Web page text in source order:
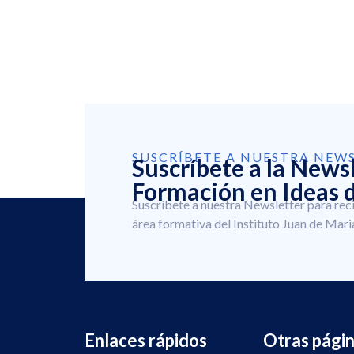
SUSCRÍBETE A NUESTRA
Suscríbete a la
Formación en Ideas
Suscríbete a nuestra Newsletter para
área formativa del Instituto Juan de
Enlaces rápidos Otras